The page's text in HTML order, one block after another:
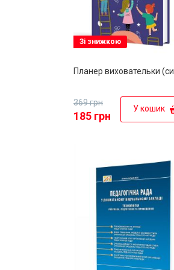
Зі знижкою
Планер виховательки
185 грн
369 грн
У кошик